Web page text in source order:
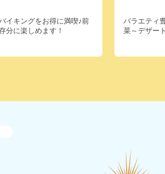
イキングをお得に満喫♪前
分に楽しめます！
バラエティ
菜～デザー